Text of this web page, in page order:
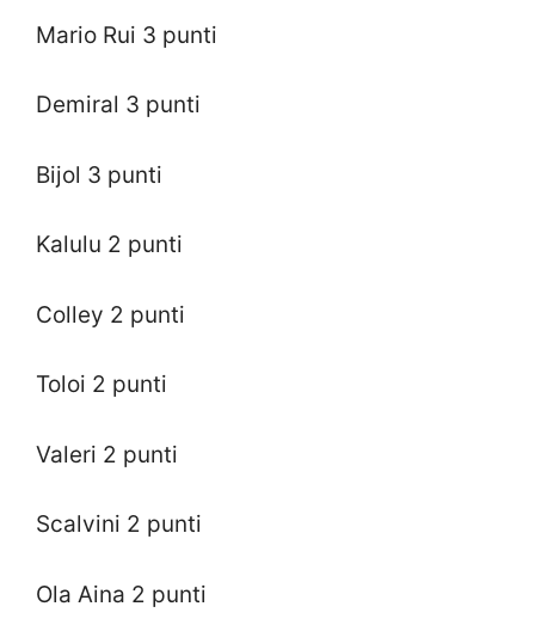
Mario Rui 3 punti
Demiral 3 punti
Bijol 3 punti
Kalulu 2 punti
Colley 2 punti
Toloi 2 punti
Valeri 2 punti
Scalvini 2 punti
Ola Aina 2 punti